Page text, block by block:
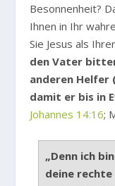
Besonnenheit?
Ihnen in Ihr
Sie Jesus als
den Vater
anderen Helfer
damit er bis in
Johannes 14:16;
„Denn ich
deine